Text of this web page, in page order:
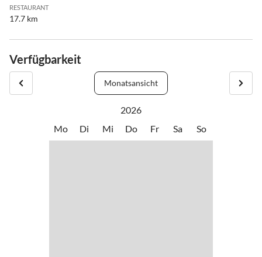
RESTAURANT
17.7 km
Verfügbarkeit
Monatsansicht
2026
Mo
Di Mi Do Fr Sa So